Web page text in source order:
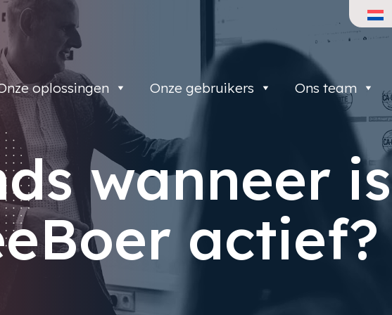
oplossingen Onze gebruikers Ons team
wanneer is
actief?